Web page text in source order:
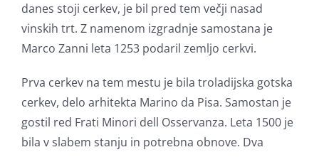
danes stoji cerkev, je bil pred tem večji nasad
vinskih trt. Z namenom izgradnje samostana je
Marco Zanni leta 1253 podaril zemljo cerkvi.
Prva cerkev na tem mestu je bila troladijska gotska
cerkev, delo arhitekta Marino da Pisa. Samostan je
gostil red Frati Minori dell Osservanza. Leta 1500 je
bila v slabem stanju in potrebna obnove. Dva